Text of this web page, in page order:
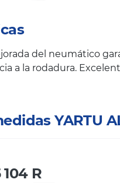
del neumático
a la rodadura.
YARTU
104 R